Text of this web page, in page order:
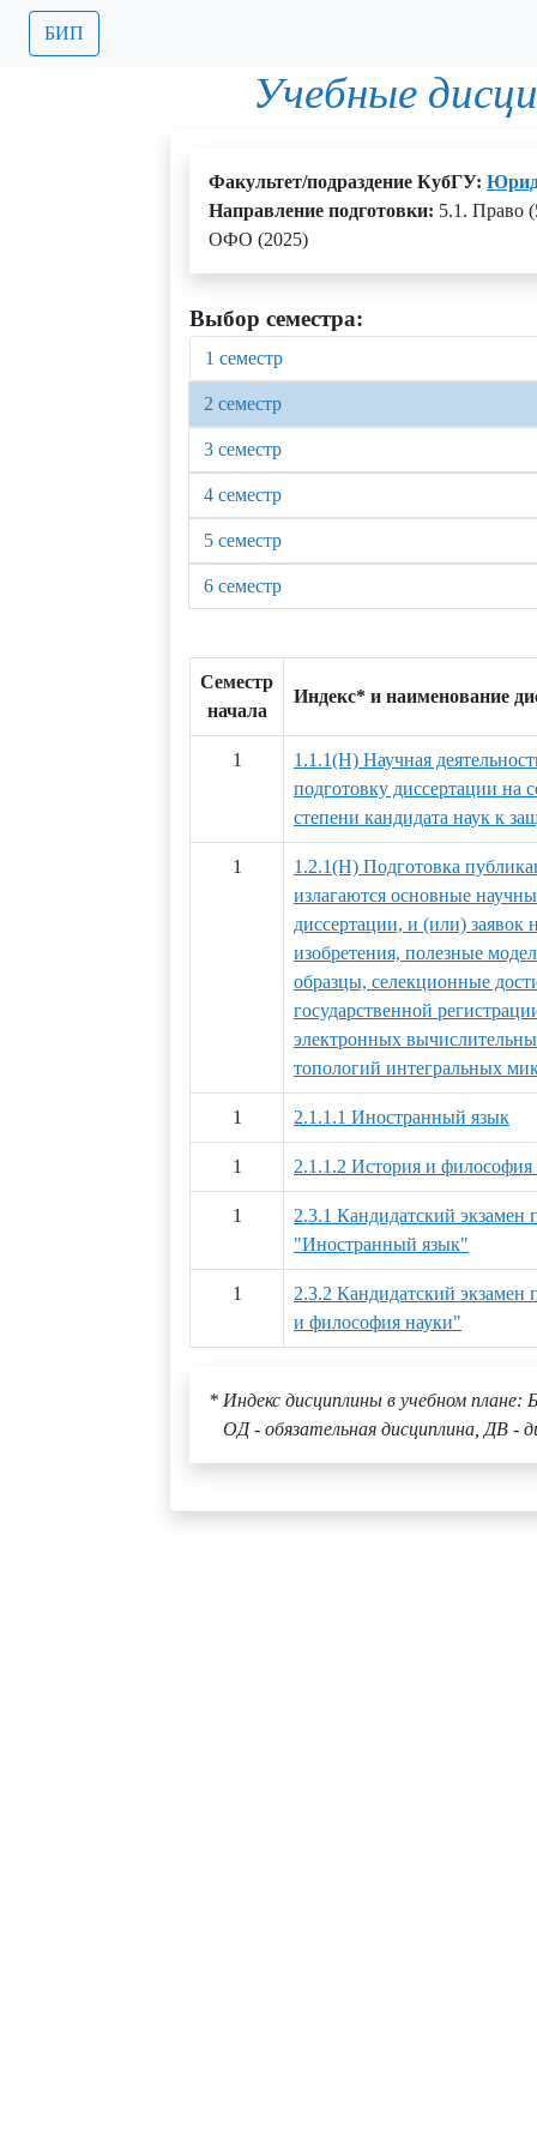
БИП
Учебные
Факультет/подраздение КубГУ:
Направление подготовки: 5.1. Право
ОФО (2025)
Выбор семестра:
1 семестр
2 семестр
3 семестр
4 семестр
5 семестр
6 семестр
Семестр
начала
Индекс* и наименование
1
1.1.1(Н) Научная
подготовку диссертации на
степени кандидата наук к
1
1.2.1(Н) Подготовка
излагаются основные
диссертации, и (или) заявок
изобретения, полезные
образцы, селекционные
государственной
электронных
топологий интегральных
1 2.1.1.1 Иностранный язык
1 2.1.1.2 История и философия
1
2.3.1 Кандидатский экзамен
"Иностранный язык"
1
2.3.2 Кандидатский
и философия науки"
* Индекс дисциплины в учебном плане:
ОД - обязательная дисциплина, ДВ -